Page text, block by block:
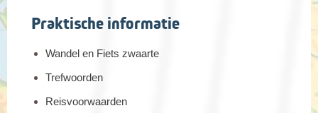
Praktische informatie
Wandel en Fiets zwaarte
Trefwoorden
Reisvoorwaarden